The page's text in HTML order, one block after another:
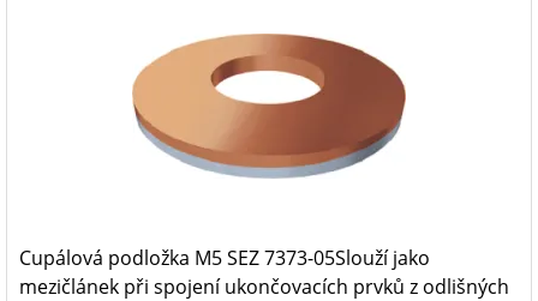
Cupálová podložka M5 SEZ 7373-05Slouží jako
mezičlánek při spojení ukončovacích prvků z odlišných